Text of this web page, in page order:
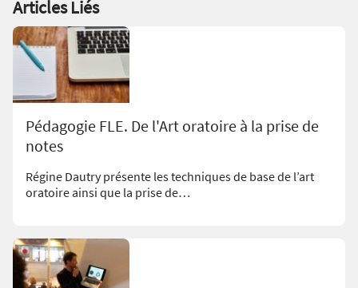
Articles Liés
Pédagogie FLE. De l'Art oratoire à la prise de
notes
Régine Dautry présente les techniques de base de l’art
oratoire ainsi que la prise de…